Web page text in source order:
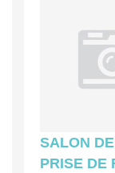
SALON
PRISE DE